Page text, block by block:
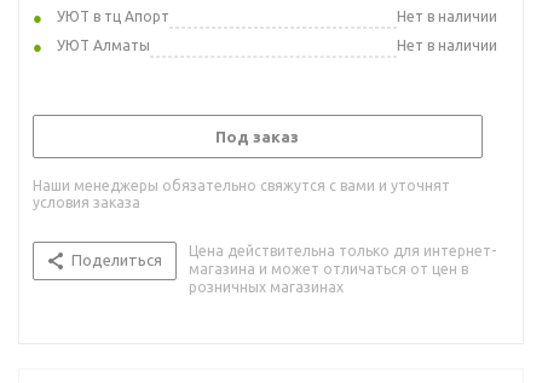
УЮТ в тц Апорт
Нет в наличии
УЮТ Алматы
Нет в наличии
Под заказ
Наши менеджеры обязательно свяжутся с вами и уточнят
условия заказа
Поделиться
Цена действительна только для интернет-
магазина и может отличаться от цен в
розничных магазинах